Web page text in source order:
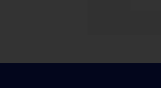
Cantidad de Piezas